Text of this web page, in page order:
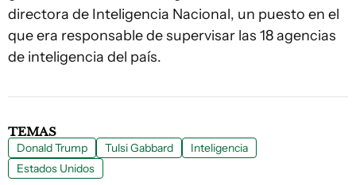
directora de Inteligencia Nacional, un puesto en el
que era responsable de supervisar las 18 agencias
de inteligencia del país.
TEMAS
Donald Trump Tulsi Gabbard
Inteligencia
Estados Unidos